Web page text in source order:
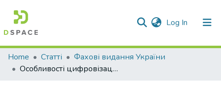
Log In (current)
Communities & Collections
Home Статті
Фахові видання України
Особливості цифровізації публічних закупівель